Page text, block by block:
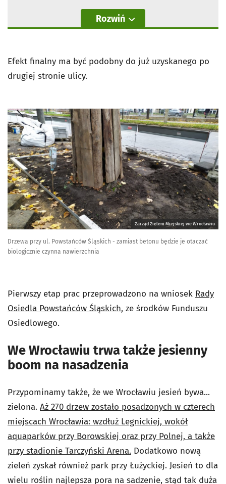
Rozwiń
Efekt finalny ma być podobny do już uzyskanego po
drugiej stronie ulicy.
Zarząd Zieleni Miejskiej we Wrocławiu
Drzewa przy ul. Powstańców Śląskich - zamiast betonu będzie je otaczać
biologicznie czynna nawierzchnia
Pierwszy etap prac przeprowadzono na wniosek Rady
Osiedla Powstańców Śląskich, ze środków Funduszu
Osiedlowego.
We Wrocławiu trwa także jesienny
boom na nasadzenia
Przypominamy także, że we Wrocławiu jesień bywa...
zielona. Aż 270 drzew zostało posadzonych w czterech
miejscach Wrocławia: wzdłuż Legnickiej, wokół
aquaparków przy Borowskiej oraz przy Polnej, a także
przy stadionie Tarczyński Arena. Dodatkowo nową
zieleń zyskał również park przy Łużyckiej. Jesień to dla
wielu roślin najlepsza pora na sadzenie, stąd tak duża